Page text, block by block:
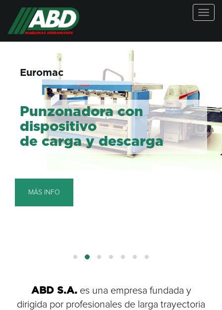
Euromac
Punzonadora con
dispositivo
de carga y descarga
MÁS INFO
ABD S.A.es una empresa fundada y
dirigida por profesionales de larga trayectoria